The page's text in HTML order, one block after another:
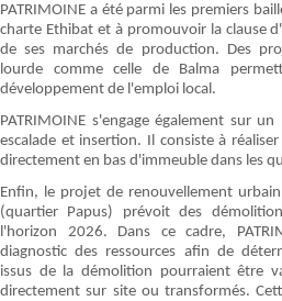
PATRIMOINE a été parmi les premiers
charte Ethibat et à promouvoir la clause
de ses marchés de production. Des
lourde comme celle de Balma
développement de l'emploi local.
PATRIMOINE s'engage également sur
escalade et insertion. Il consiste à
directement en bas d'immeuble dans les
Enfin, le projet de renouvellement
(quartier Papus) prévoit des
l'horizon 2026. Dans ce cadre,
diagnostic des ressources afin de
issus de la démolition pourraient être
directement sur site ou transformés.